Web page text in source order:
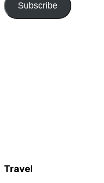
Subscribe
Travel